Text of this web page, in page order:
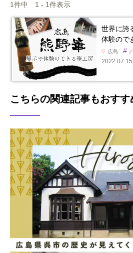
1件中 1 - 1件表示
世界に誇
体験ので
広島 #
2022.07.15
こちらの関連記事もおすす